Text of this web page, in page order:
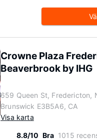
Crowne Plaza
Beaverbrook by IHG
659 Queen St, Fredericton,
Brunswick E3B5A6, CA
Visa karta
8.8/10 Bra 1015